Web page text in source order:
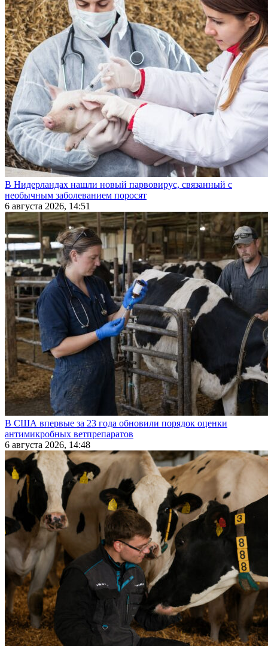
В Нидерландах нашли новый парвовирус, связанный с
необычным заболеванием поросят
6 августа 2026, 14:51
В США впервые за 23 года обновили порядок оценки
антимикробных ветпрепаратов
6 августа 2026, 14:48